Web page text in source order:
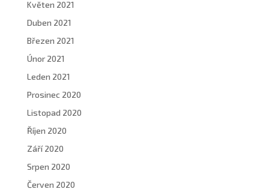
Květen 2021
Duben 2021
Březen 2021
Únor 2021
Leden 2021
Prosinec 2020
Listopad 2020
Říjen 2020
Září 2020
Srpen 2020
Červen 2020